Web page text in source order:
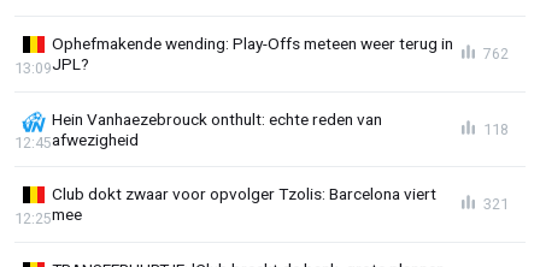
Ophefmakende wending: Play-Offs meteen weer terug in
JPL?
13:09
762
Hein Vanhaezebrouck onthult: echte reden van
afwezigheid
12:45
118
Club dokt zwaar voor opvolger Tzolis: Barcelona viert
mee
12:25
321